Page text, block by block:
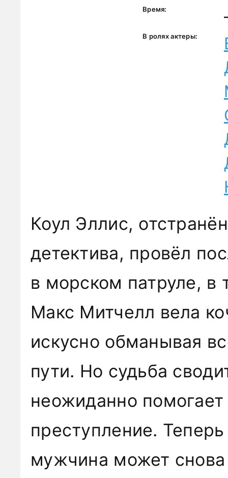
Время:
В ролях актеры:
Коул Эллис,
детектива, провёл
в морском патруле, в
Макс Митчелл вела
искусно обманывая
пути. Но судьба
неожиданно
преступление.
мужчина может снова